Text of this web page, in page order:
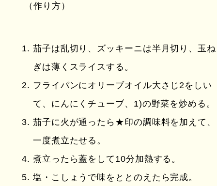
（作り方）
茄子は乱切り、ズッキーニは半月切り、玉ね
ぎは薄くスライスする。
フライパンにオリーブオイル大さじ2をしい
て、にんにくチューブ、1)の野菜を炒める。
茄子に火が通ったら★印の調味料を加えて、
一度煮立たせる。
煮立ったら蓋をして10分加熱する。
塩・こしょうで味をととのえたら完成。